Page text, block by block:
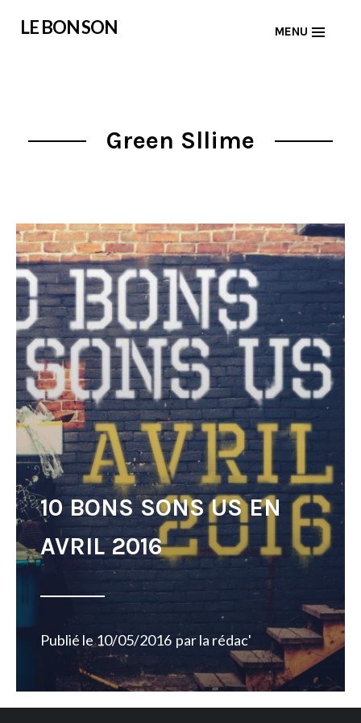
LE BON SON MENU
Green Sllime
10 BONS SONS US EN
AVRIL 2016
Publié le10/05/2016 parla rédac'